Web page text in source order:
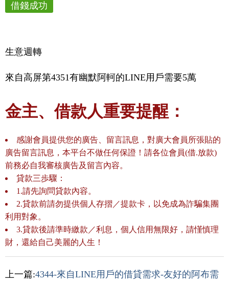
借錢成功
生意週轉
來自高屏第4351有幽默阿軻的LINE用戶需要5萬
金主、借款人重要提醒：
感謝會員提供您的廣告、留言訊息，對廣大會員所張貼的
廣告留言訊息，本平台不做任何保證！請各位會員(借.放款)
前務必自我審核廣告及留言內容。
貸款三歩驟：
1.請先詢問貸款內容。
2.貸款前請勿提供個人存摺／提款卡，以免成為詐騙集團
利用對象。
3.貸款後請準時繳款／利息，個人信用無限好，請慬慎理
財，還給自己美麗的人生！
上一篇:4344-來自LINE用戶的借貸需求-友好的阿布需